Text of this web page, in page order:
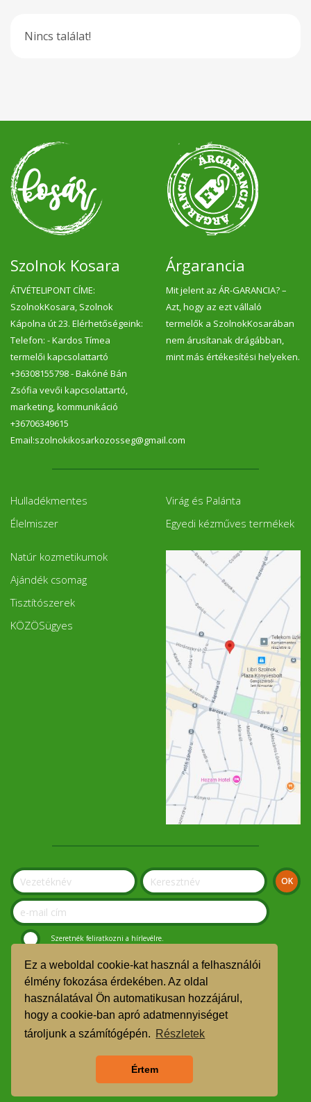
Ez a weboldal cookie-kat használ a felhasználói
élmény fokozása érdekében. Az oldal
használatával Ön automatikusan hozzájárul,
hogy a cookie-ban apró adatmennyiséget
tároljunk a számítógépén. Részletek
Értem
Nincs találat!
Szolnok Kosara
ÁTVÉTELIPONT CÍME:
SzolnokKosara, Szolnok
Kápolna út 23. Elérhetőségeink:
Telefon: - Kardos Tímea
termelői kapcsolattartó
+36308155798 - Bakóné Bán
Zsófia vevői kapcsolattartó,
marketing, kommunikáció
+36706349615
Email:szolnokikosarkozosseg@gmail.com
Árgarancia
Mit jelent az ÁR-GARANCIA? –
Azt, hogy az ezt vállaló
termelők a SzolnokKosarában
nem árusítanak drágábban,
mint más értékesítési helyeken.
Hulladékmentes
Élelmiszer
Virág és Palánta
Egyedi kézműves termékek
Natúr kozmetikumok
Ajándék csomag
Tisztítószerek
KÖZÖSügyes
Szeretnék feliratkozni a hírlevélre.
© Szolnoki Kosár Közösség 2019.
GDPR
TMR
Árgarancia